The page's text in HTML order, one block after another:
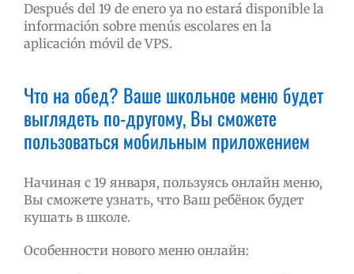
Después del 19 de enero ya no estará disponible la
información sobre menús escolares en la
aplicación móvil de VPS.
Что на обед? Ваше школьное меню будет
выглядеть по-другому, Вы сможете
пользоваться мобильным приложением
Начиная с 19 января, пользуясь онлайн меню,
Вы сможете узнать, что Ваш ребёнок будет
кушать в школе.
Особенности нового меню онлайн: